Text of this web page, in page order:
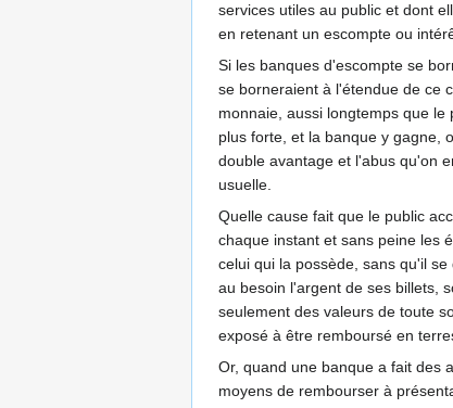
services utiles au public et dont
en retenant un escompte ou
Si les banques d'escompte se
se borneraient à l'étendue de ce
monnaie, aussi longtemps que
plus forte, et la banque y gagne,
double avantage et l'abus qu'on
usuelle.
Quelle cause fait que le public
chaque instant et sans peine les
celui qui la possède, sans qu'il
au besoin l'argent de ses billets,
seulement des valeurs de toute
exposé à être remboursé en
Or, quand une banque a fait des
moyens de rembourser à